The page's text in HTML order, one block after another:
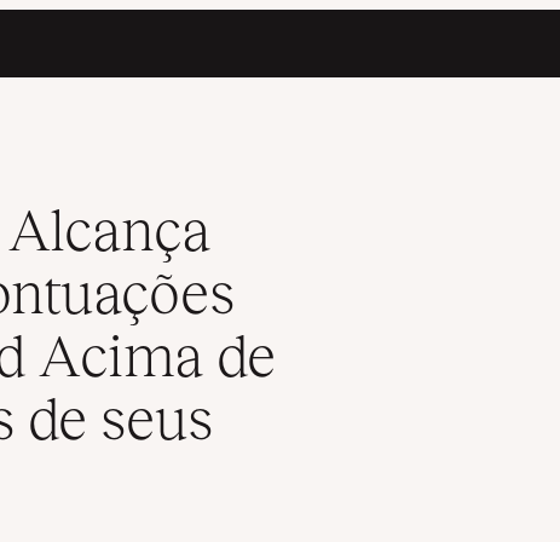
PageSpeed Acima de 90 em Todos os Sites de seus Clientes
Acima de
de seus